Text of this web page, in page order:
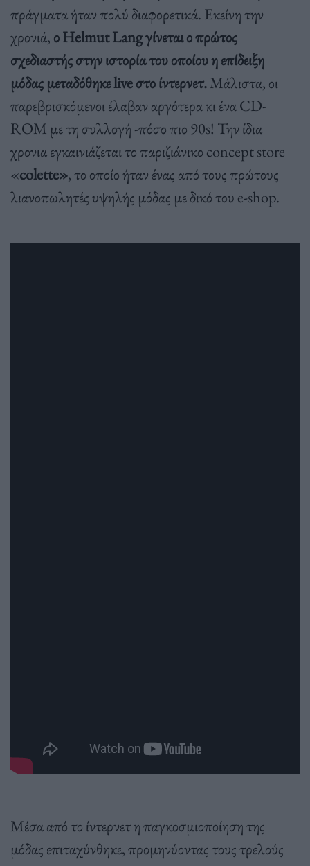
πράγματα ήταν πολύ διαφορετικά. Εκείνη την
χρονιά, οHelmut Lang γίνεται ο πρώτος
σχεδιαστής στην ιστορία του οποίου η επίδειξη
μόδας μεταδόθηκε live στο ίντερνετ.Μάλιστα, οι
παρεβρισκόμενοι έλαβαν αργότερα κι ένα CD-
ROM με τη συλλογή -πόσο πιο 90s! Την ίδια
χρονια εγκαινιάζεται το παριζιάνικο concept store
«colette», το οποίο ήταν ένας από τους πρώτους
λιανοπωλητές υψηλής μόδας με δικό του e-shop.
Μέσα από το ίντερνετ η παγκοσμιοποίηση της
μόδας επιταχύνθηκε, προμηνύοντας τους τρελούς